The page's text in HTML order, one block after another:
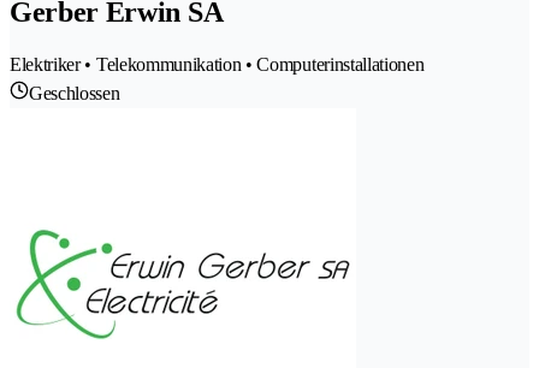
Gerber Erwin SA
Elektriker • Telekommunikation • Computerinstallationen
Geschlossen